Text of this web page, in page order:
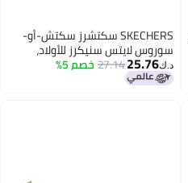
SKECHERS سكتشرز سكتش-أو-
سوروس لايتس سنيكرز للأولاد،
أحمر/أسود، 4.5 كبير للأطفال
د.ك‏25.76
27.14خصم 5%